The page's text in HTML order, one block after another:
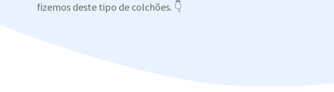
fizemos deste tipo de colchões. 👇